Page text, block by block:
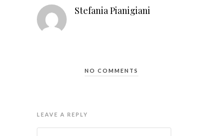
Stefania Pianigiani
NO COMMENTS
LEAVE A REPLY